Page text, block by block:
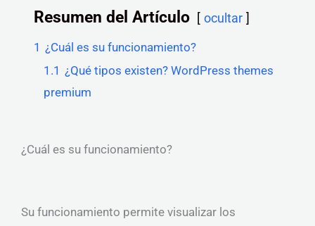
Resumen del Artículo ocultar
1 ¿Cuál es su funcionamiento?
1.1 ¿Qué tipos existen? WordPress themes
premium
¿Cuál es su funcionamiento?
Su funcionamiento permite visualizar los